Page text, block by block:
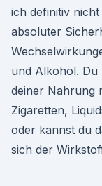
ich definitiv
absoluter
und Alkohol. Du
deiner Nahrung
Zigaretten,
oder kannst du
sich der